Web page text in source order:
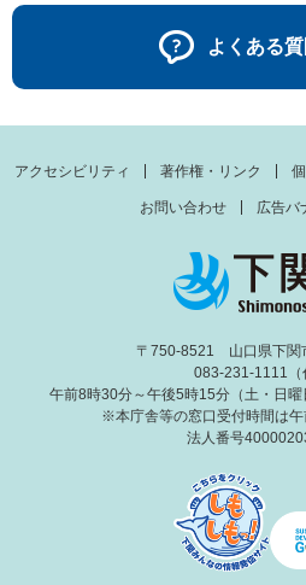
よくある
アクセシビリティ 著作権・リンク
お問い合わせ 広告バ
〒750-8521 山口県下関
083-231-1111（
午前8時30分～午後5時15分（土・日曜
※本庁舎等の窓口受付時間は
法人番号